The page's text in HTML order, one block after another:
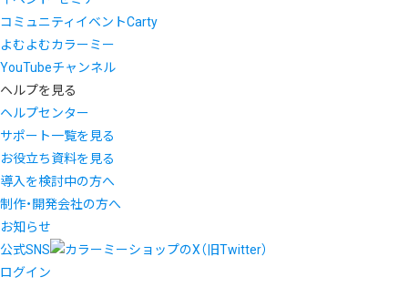
コミュニティイベントCarty
よむよむカラーミー
YouTubeチャンネル
ヘルプを見る
ヘルプセンター
サポート一覧を見る
お役立ち資料を見る
導入を検討中の方へ
制作・開発会社の方へ
お知らせ
公式SNS
ログイン